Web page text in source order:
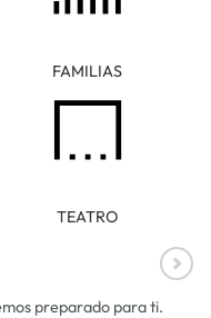
FAMILIAS
TEATRO
preparado para ti.